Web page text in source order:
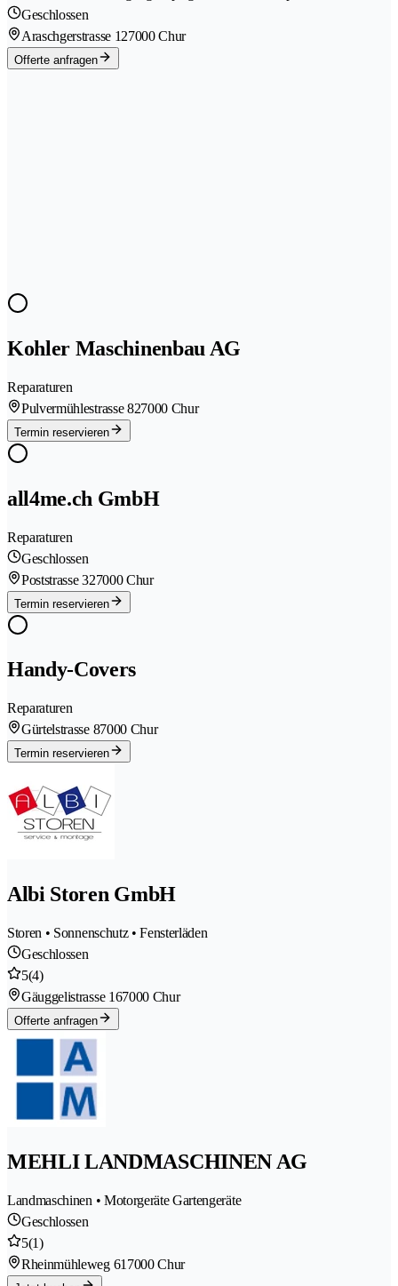
Geschlossen
Araschgerstrasse 127000 Chur
Offerte anfragen
Kohler Maschinenbau AG
Reparaturen
Pulvermühlestrasse 827000 Chur
Termin reservieren
all4me.ch GmbH
Reparaturen
Geschlossen
Poststrasse 327000 Chur
Termin reservieren
Handy-Covers
Reparaturen
Gürtelstrasse 87000 Chur
Termin reservieren
Albi Storen GmbH
Storen • Sonnenschutz • Fensterläden
Geschlossen
5(4)
Gäuggelistrasse 167000 Chur
Offerte anfragen
MEHLI LANDMASCHINEN AG
Landmaschinen • Motorgeräte Gartengeräte
Geschlossen
5(1)
Rheinmühleweg 61 7000 Chur